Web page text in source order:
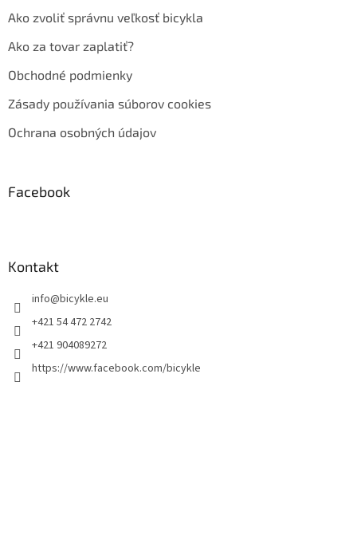
Ako zvoliť správnu veľkosť bicykla
Ako za tovar zaplatiť?
Obchodné podmienky
Zásady používania súborov cookies
Ochrana osobných údajov
Facebook
Kontakt
info@bicykle.eu
+421 54 472 2742
+421 904089272
https://www.facebook.com/bicykle